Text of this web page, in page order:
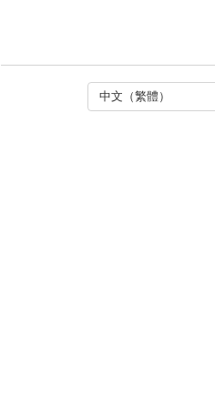
中文（繁體）